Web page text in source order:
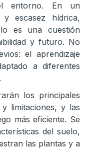
entorno. En un
escasez hídrica,
es una cuestión
y futuro. No
el aprendizaje
a diferentes
los principales
limitaciones, y las
más eficiente. Se
del suelo,
las plantas y a